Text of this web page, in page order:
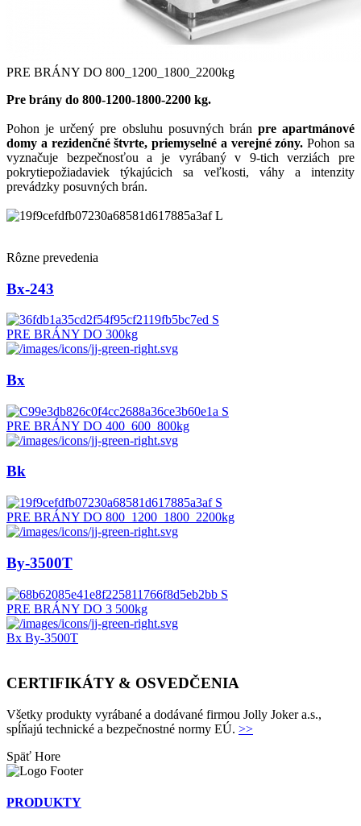
PRE BRÁNY DO 800_1200_1800_2200kg
Pre brány do 800-1200-1800-2200 kg.
Pohon je určený pre obsluhu posuvných brán pre apartmánové
domy a rezidenčné štvrte, priemyselné a verejné zóny. Pohon sa
vyznačuje bezpečnosťou a je vyrábaný v 9-tich verziách pre
pokrytiepožiadaviek týkajúcich sa veľkosti, váhy a intenzity
prevádzky posuvných brán.
Rôzne prevedenia
Bx-243
PRE BRÁNY DO 300kg
Bx
PRE BRÁNY DO 400_600_800kg
Bk
PRE BRÁNY DO 800_1200_1800_2200kg
By-3500T
PRE BRÁNY DO 3 500kg
Bx By-3500T
CERTIFIKÁTY & OSVEDČENIA
Všetky produkty vyrábané a dodávané firmou Jolly Joker a.s.,
spĺňajú technické a bezpečnostné normy EÚ. >>
Späť Hore
PRODUKTY